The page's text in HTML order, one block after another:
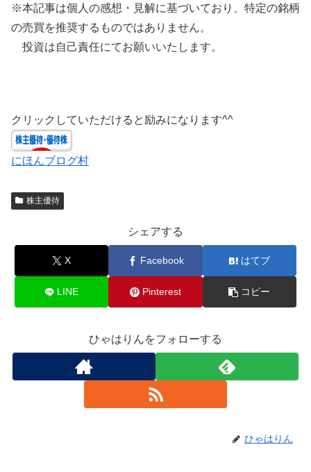
※本記事は個人の感想・見解に基づいており、特定の銘柄
の売買を推奨するものではありません。
投資は自己責任にてお願いいたします。
クリックしていただけると励みになります^^
にほんブログ村
株主優待
シェアする
X Facebook はてブ
LINE Pinterest コピー
ひゃはりんをフォローする
ひゃはりん